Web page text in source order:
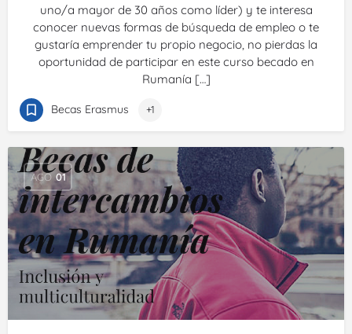
uno/a mayor de 30 años como líder) y te interesa
conocer nuevas formas de búsqueda de empleo o te
gustaría emprender tu propio negocio, no pierdas la
oportunidad de participar en este curso becado en
Rumanía […]
Becas Erasmus +1
AGO 01